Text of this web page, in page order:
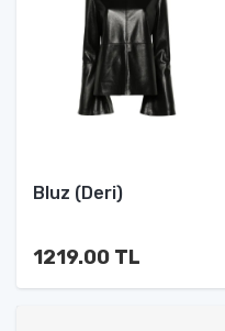
Bluz (Deri)
1219.00 TL